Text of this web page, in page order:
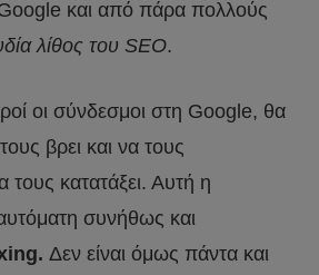
και από πάρα πολλούς
λίθος του SEO.
οι σύνδεσμοι στη Google, θα
βρει και να τους
τους κατατάξει. Αυτή η
αυτόματη συνήθως και
Δεν είναι όμως πάντα και